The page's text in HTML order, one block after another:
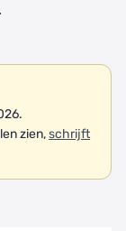
zien,schrijft